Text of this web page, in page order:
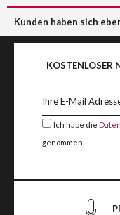
Kunden haben sich
KOSTENLOSER
Ich habe die
genommen.